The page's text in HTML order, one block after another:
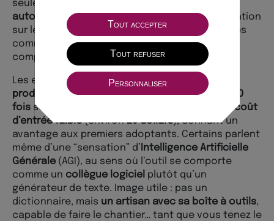
seulement un chatbot, mais un
autonome
capable d’aller chercher de l’information
sur le web, d’ouvrir des fichiers et d’exécuter des
commandes pour résoudre des problèmes
complexes.
Les effets annoncés sont ceux d’un
saut de
productivité(souvent présenté comme 10 à 200
fois selon les tâches et l’intégration) avec uncoût
d’entrée faible(environ20 dollars), donnant un
avantage aux premiers adoptants. Certains parlent
même d’une “sensation” d’ Intelligence Artificielle
Générale (AGI), au sens où l’outil se comporte
comme un collègue logiciel plutôt qu’un
générateur de texte. Image utile : pas un
dictionnaire, mais un artisan avec sa boîte à outils,
capable de faire le chantier… tant que vous tenez le
Tout accepter
Tout refuser
Personnaliser